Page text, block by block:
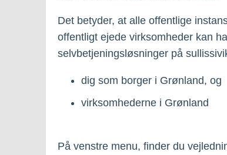
Det betyder, at alle offentlige
offentligt ejede virksomheder kan
selvbetjeningsløsninger på
dig som borger i Grønland, og
virksomhederne i Grønland
På venstre menu, finder du